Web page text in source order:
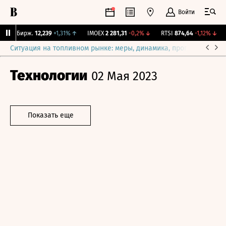
Войти
Бирж. 12,239 +1,31% ↑ IMOEX 2 281,31 -0,2%↓ RTSI 874,64 -1,12%↓
Ситуация на топливном рынке: меры, динамика, прогнозы
Технологии 02 Мая 2023
Показать еще